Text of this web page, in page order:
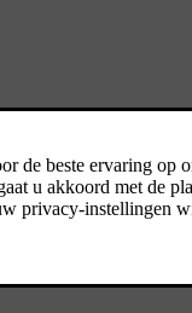
of net een langere